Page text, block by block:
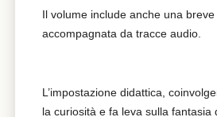
Il volume include anche una breve
accompagnata da tracce audio.
L’impostazione didattica,
la curiosità e fa leva sulla fantasia